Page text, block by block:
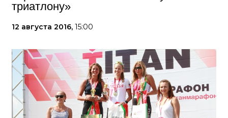
триатлону»
12 августа 2016, 15:00